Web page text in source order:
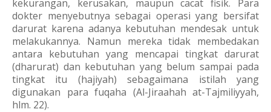
kekurangan, kerusakan, maupun cacat fisik. Para
dokter menyebutnya sebagai operasi yang bersifat
darurat karena adanya kebutuhan mendesak untuk
melakukannya. Namun mereka tidak membedakan
antara kebutuhan yang mencapai tingkat darurat
(dharurat) dan kebutuhan yang belum sampai pada
tingkat itu (hajiyah) sebagaimana istilah yang
digunakan para fuqaha (Al-Jiraahah at-Tajmiliyyah,
hlm. 22).